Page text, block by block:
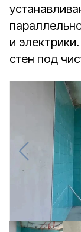
и
стен под